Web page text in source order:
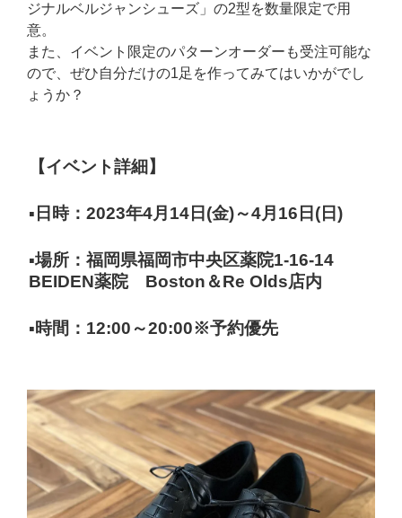
ジナルベルジャンシューズ」の2型を数量限定で用
意。
また、イベント限定のパターンオーダーも受注可能な
ので、ぜひ自分だけの1足を作ってみてはいかがでし
ょうか？
【イベント詳細】
▪日時：2023年4月14日(金)～4月16日(日)
▪場所：福岡県福岡市中央区薬院1-16-14
BEIDEN薬院 Boston＆Re Olds店内
▪時間：12:00～20:00※予約優先